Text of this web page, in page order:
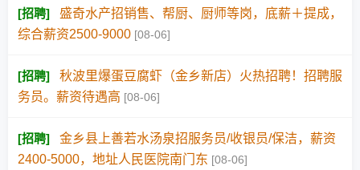
[招聘]
盛奇水产招销售、帮厨、厨师等岗，底薪＋提成，
综合薪资2500-9000 [08-06]
[招聘]
秋波里爆蛋豆腐虾（金乡新店）火热招聘！招聘服
务员。薪资待遇高 [08-06]
[招聘]
金乡县上善若水汤泉招服务员/收银员/保洁，薪资
2400-5000，地址人民医院南门东 [08-06]